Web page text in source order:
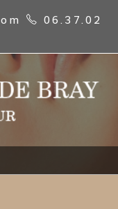
06.37.02